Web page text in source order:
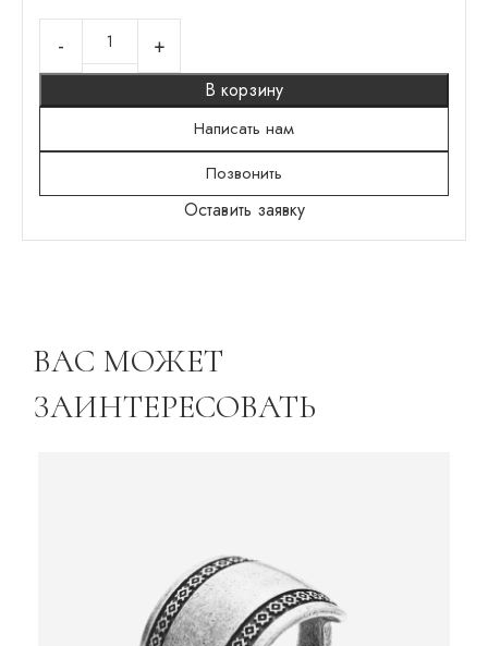
В корзину
Написать нам
Позвонить
Оставить заявку
ВАС МОЖЕТ
ЗАИНТЕРЕСОВАТЬ